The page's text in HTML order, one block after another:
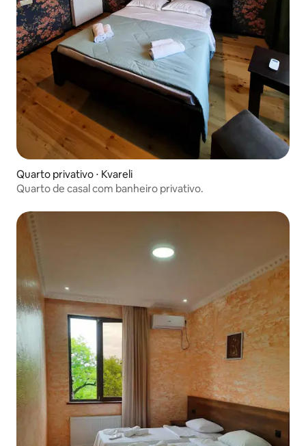
Quarto privativo ⋅ Kvareli
Quarto de casal com banheiro privativo.